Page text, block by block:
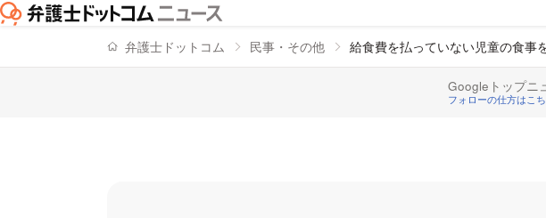
弁護士ドットコム 民事・その他 給食費を払っていない児童の食事
Googleトップニ
フォローの仕方はこ